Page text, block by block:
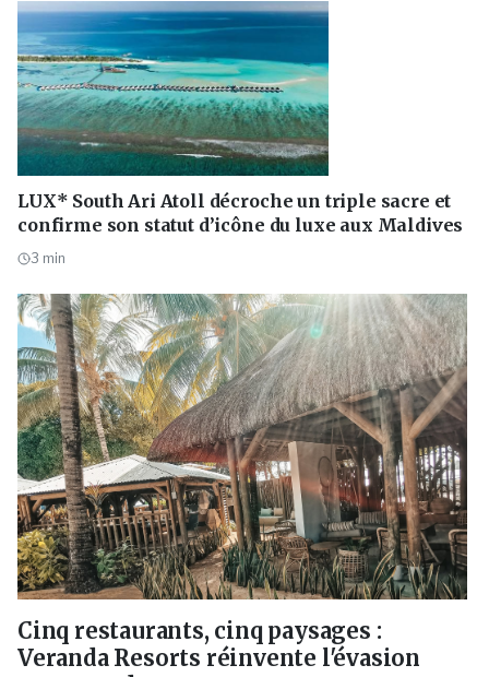
LUX* South Ari Atoll décroche un triple sacre et
confirme son statut d’icône du luxe aux Maldives
3 min
Cinq restaurants, cinq paysages :
Veranda Resorts réinvente l'évasion